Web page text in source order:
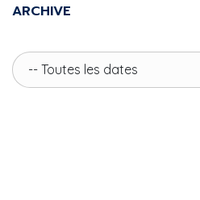
ARCHIVE